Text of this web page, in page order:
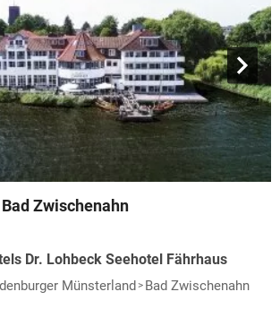
Zwischenahn
Dr. Lohbeck Seehotel Fährhaus
Münsterland Bad Zwischenahn